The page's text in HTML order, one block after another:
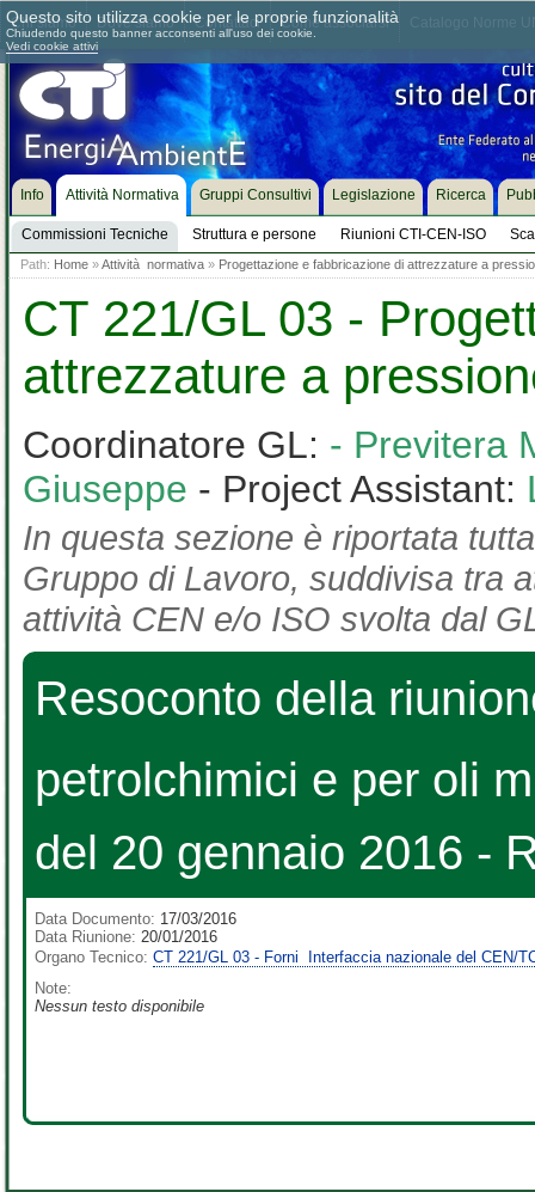
Chi siamo Dove siamo Contattaci Come associarsi
Info Attività Normativa
Commissioni Tecniche Struttura e persone Riunioni CTI-CEN-ISO
Gruppi Consultivi Legislazione Ricerca
Path: Home »Attività normativa » Progettazione e fabbricazione di attrezzature a
CT 221/GL 03 -
attrezzature a
Coordinatore GL: - Previtera
Giuseppe - Project Assistant:
In questa sezione è riportata
Gruppo di Lavoro, suddivisa tra
attività CEN e/o ISO svolta dal
Resoconto della
petrolchimici e per oli
del 20 gennaio 2016 -
Data Documento: 17/03/2016
Data Riunione: 20/01/2016
Organo Tecnico: CT 221/GL 03 - Forni  Interfaccia nazionale del CEN/
Note:
Nessun testo disponibile
Questo sito utilizza cookie per le proprie funzionalità
Chiudendo questo banner acconsenti all'uso dei cookie.
Vedi cookie attivi